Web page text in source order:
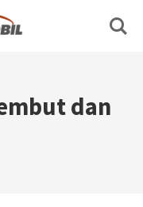
dan